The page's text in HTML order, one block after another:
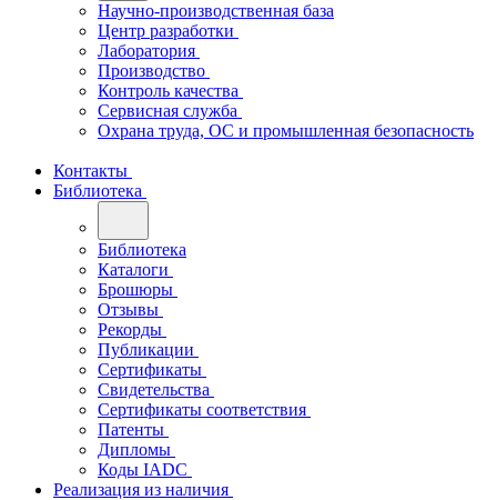
Научно-производственная база
Центр разработки
Лаборатория
Производство
Контроль качества
Сервисная служба
Охрана труда, ОС и промышленная безопасность
Контакты
Библиотека
Библиотека
Каталоги
Брошюры
Отзывы
Рекорды
Публикации
Сертификаты
Свидетельства
Сертификаты соответствия
Патенты
Дипломы
Коды IADC
Реализация из наличия